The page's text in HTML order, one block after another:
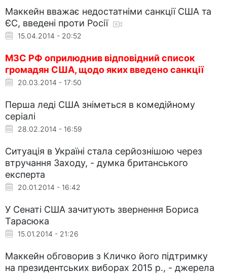
Маккейн вважає недостатніми санкції США та
ЄС, введені проти Росії
15.04.2014 - 20:52
МЗС РФ оприлюднив відповідний список
громадян США, щодо яких введено санкції
20.03.2014 - 17:50
Перша леді США зніметься в комедійному
серіалі
28.02.2014 - 16:59
Ситуація в Україні стала серйознішою через
втручання Заходу, - думка британського
експерта
20.01.2014 - 16:42
У Сенаті США зачитують звернення Бориса
Тарасюка
15.01.2014 - 21:26
Маккейн обговорив з Кличко його підтримку
на президентських виборах 2015 р., - джерела